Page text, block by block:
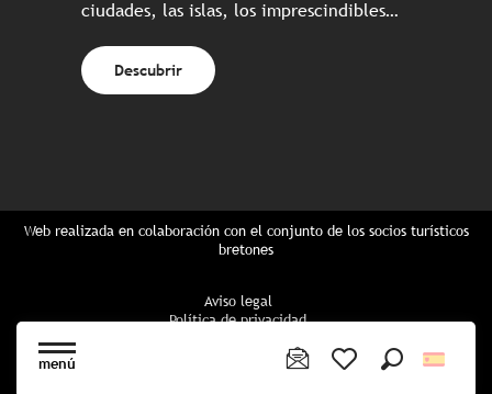
menú
ciudades, las islas, los imprescindibles…
Descubrir
Web realizada en colaboración con el conjunto de los socios turísticos
bretones
Aviso legal
Política de privacidad
Configuración de cookies